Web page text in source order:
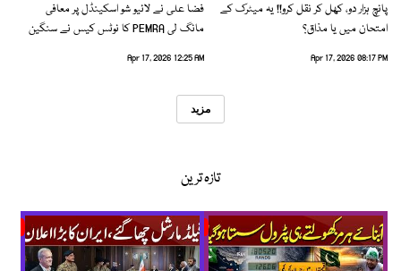
پانچ ہزار دو، کھل کر نقل کرو!! یہ میٹرک کے
امتحان میں یا مذاق؟
Apr 17, 2026 08:17 PM
فضا علی نے لائیو شو اسکینڈل پر معافی
مانگ لی PEMRA کا نوٹس کیس نے سنگین
Apr 17, 2026 12:25 AM
مزید
تازہ ترین